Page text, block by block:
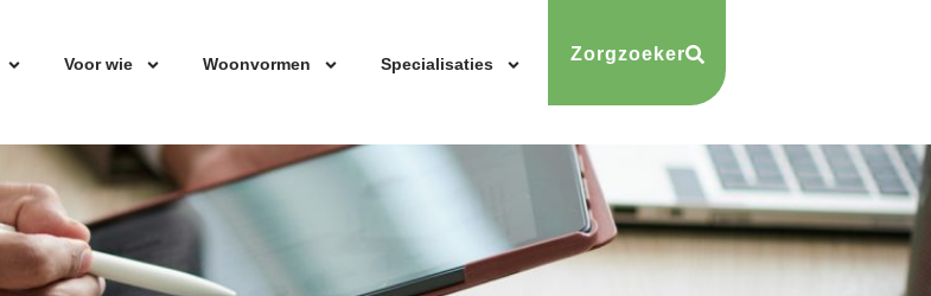
Voor wie Woonvormen Specialisaties Zorgzoeker